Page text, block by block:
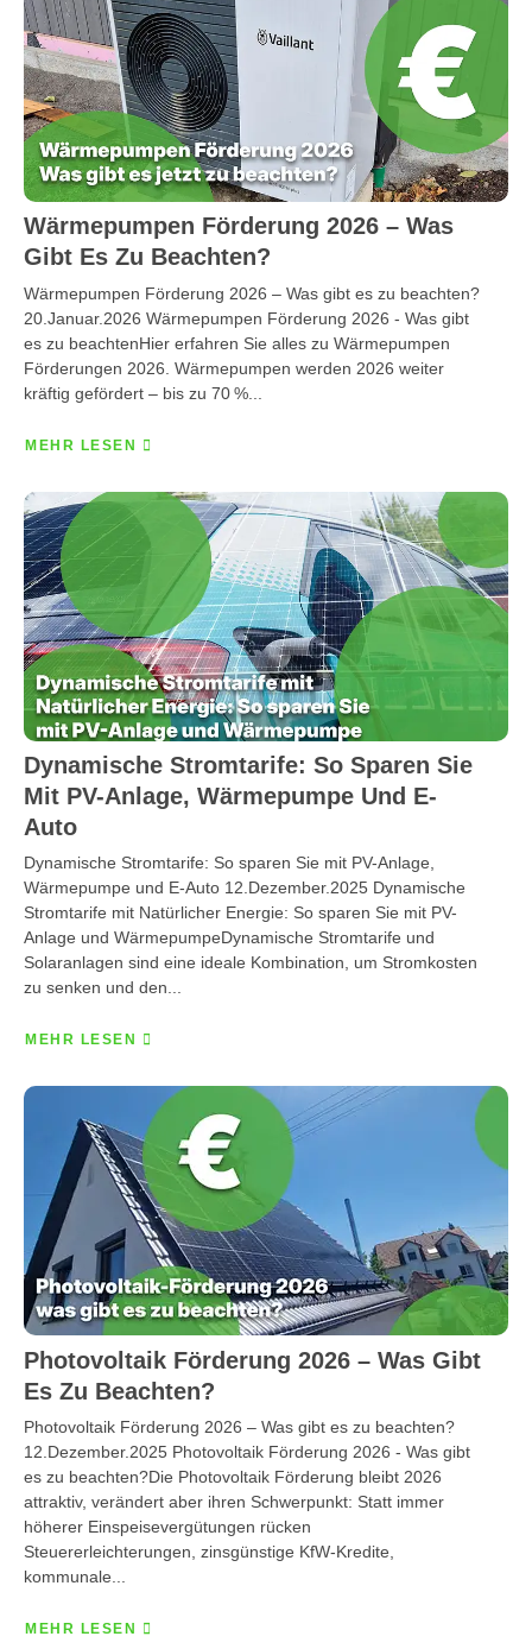
Wärmepumpen Förderung 2026 – Was
Gibt Es Zu Beachten?
Wärmepumpen Förderung 2026 – Was gibt es zu beachten?
20.Januar.2026 Wärmepumpen Förderung 2026 - Was gibt
es zu beachtenHier erfahren Sie alles zu Wärmepumpen
Förderungen 2026. Wärmepumpen werden 2026 weiter
kräftig gefördert – bis zu 70 %...
MEHR LESEN
Dynamische Stromtarife: So Sparen Sie
Mit PV-Anlage, Wärmepumpe Und E-
Auto
Dynamische Stromtarife: So sparen Sie mit PV-Anlage,
Wärmepumpe und E-Auto 12.Dezember.2025 Dynamische
Stromtarife mit Natürlicher Energie: So sparen Sie mit PV-
Anlage und WärmepumpeDynamische Stromtarife und
Solaranlagen sind eine ideale Kombination, um Stromkosten
zu senken und den...
MEHR LESEN
Photovoltaik Förderung 2026 – Was Gibt
Es Zu Beachten?
Photovoltaik Förderung 2026 – Was gibt es zu beachten?
12.Dezember.2025 Photovoltaik Förderung 2026 - Was gibt
es zu beachten?Die Photovoltaik Förderung bleibt 2026
attraktiv, verändert aber ihren Schwerpunkt: Statt immer
höherer Einspeisevergütungen rücken
Steuererleichterungen, zinsgünstige KfW-Kredite,
kommunale...
MEHR LESEN